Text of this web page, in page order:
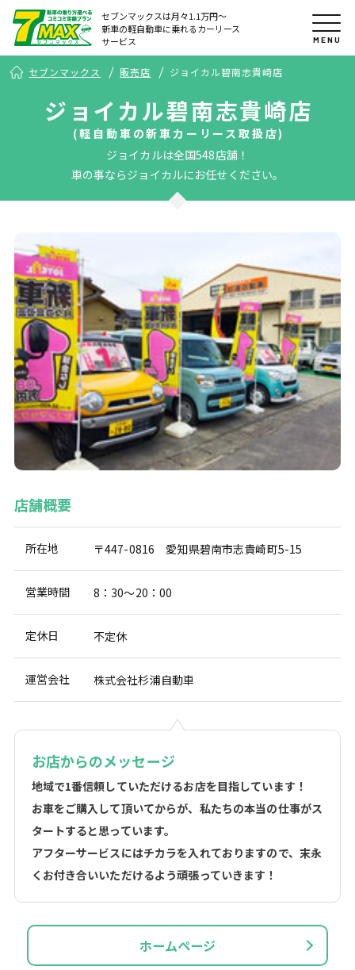
セブンマックスは月々1.1万円〜
新車の軽自動車に乗れるカーリース
サービス
MENU
セブンマックス 販売店 ジョイカル碧南志貴崎店
ジョイカル碧南志貴崎店
(軽自動車の新車カーリース取扱店)
ジョイカルは全国548店舗！
車の事ならジョイカルにお任せください。
ホームページ
店舗概要
所在地 〒447-0816 愛知県碧南市志貴崎町5-15
営業時間 8：30～20：00
定休日 不定休
運営会社 株式会社杉浦自動車
お店からのメッセージ
地域で1番信頼していただけるお店を目指しています！
お車をご購入して頂いてからが、私たちの本当の仕事がス
タートすると思っています。
アフターサービスにはチカラを入れておりますので、末永
くお付き合いいただけるよう頑張っていきます！